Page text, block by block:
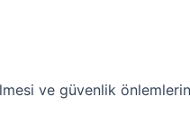
ve güvenlik